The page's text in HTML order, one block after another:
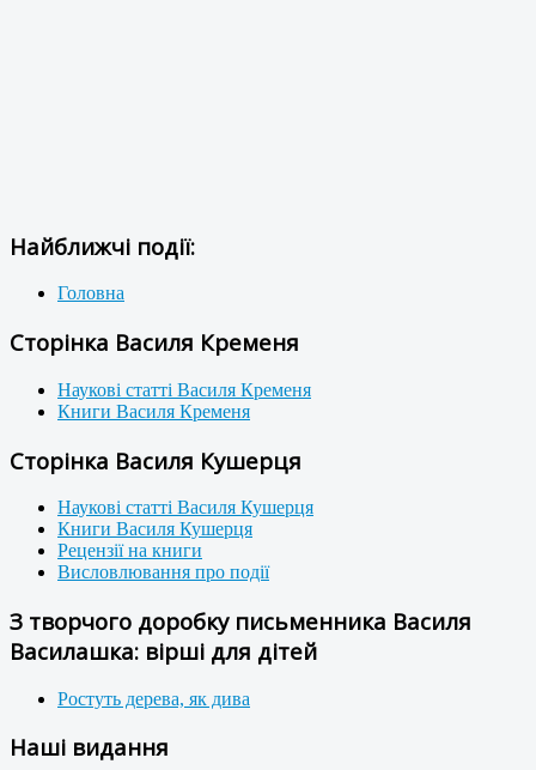
Найближчі події:
Головна
Сторінка Василя Кременя
Наукові статті Василя Кременя
Книги Василя Кременя
Сторінка Василя Кушерця
Наукові статті Василя Кушерця
Книги Василя Кушерця
Рецензії на книги
Висловлювання про події
З творчого доробку письменника Василя
Василашка: вірші для дітей
Ростуть дерева, як дива
Наші видання